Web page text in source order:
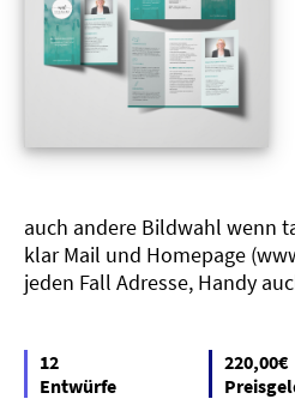
auch andere Bildwahl wenn
klar Mail und Homepage
jeden Fall Adresse, Handy
12
Entwürfe
220,00€